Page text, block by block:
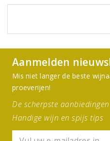
Aanmelden
Mis niet langer de beste
proeverijen!
De scherpste aanbiedingen
Handige wijn en spijs tips